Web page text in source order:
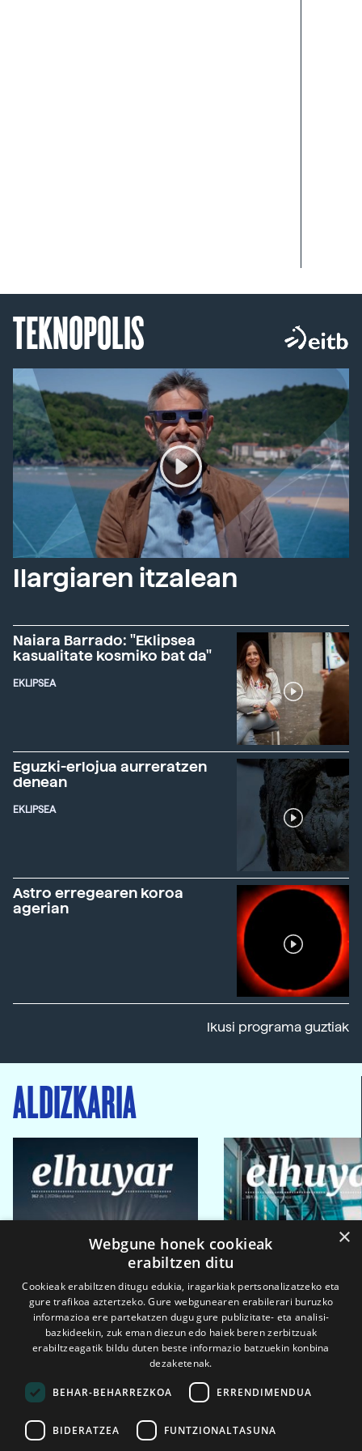
TEKNOPOLIS
Ilargiaren itzalean
Naiara Barrado: "Eklipsea
kasualitate kosmiko bat da"
EKLIPSEA
Eguzki-erlojua aurreratzen
denean
EKLIPSEA
Astro erregearen koroa
agerian
Ikusi programa guztiak
ALDIZKARIA
2026ko eka. 1a 2026ko mar. 1a
×
Webgune honek cookieak
erabiltzen ditu
Cookieak erabiltzen ditugu edukia, iragarkiak pertsonalizatzeko eta
gure trafikoa aztertzeko. Gure webgunearen erabilerari buruzko
informazioa ere partekatzen dugu gure publizitate- eta analisi-
bazkideekin, zuk eman diezun edo haiek beren zerbitzuak
erabiltzeagatik bildu duten beste informazio batzuekin konbina
dezaketenak.
BEHAR-BEHARREZKOA ERRENDIMENDUA
BIDERATZEA FUNTZIONALTASUNA